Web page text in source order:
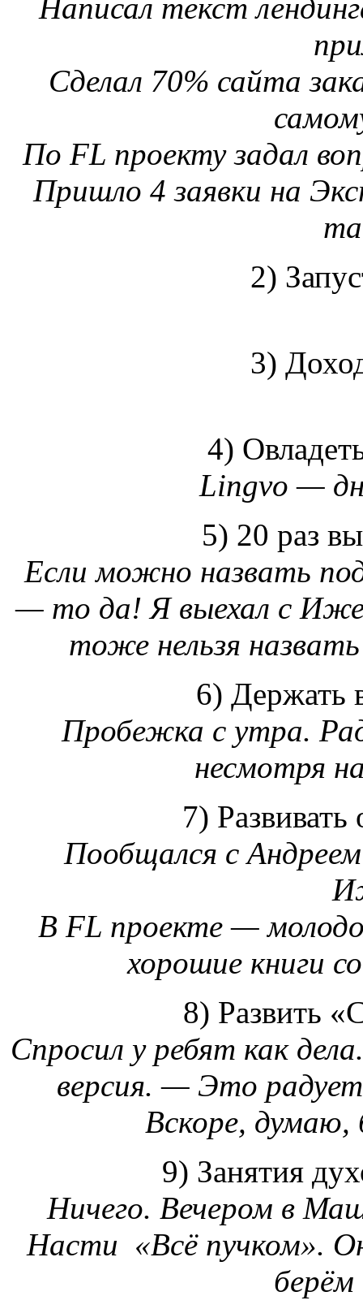
Написал текст
Сделал 70% сайта
По FL проекту задал
Пришло 4 заявки на
2)
3)
4)
Lingvo —
5) 20 раз
Если можно назвать
— то да! Я выехал с
тоже нельзя
6) Держать
Пробежка с утра.
несмотря
7)
Пообщался с
В FL проекте —
хорошие книги
8) Развить
Спросил у ребят как
версия. — Это
Вскоре, думаю,
9) Занятия
Ничего. Вечером в
Насти «Всё пучком».
берём